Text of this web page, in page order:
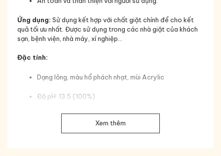
Ứng dụng: Sử dụng kết hợp với chất giặt chính để cho kết
quả tối ưu nhất. Được sử dụng trong các nhà giặt của khách
sạn, bệnh viện, nhà máy, xí nghiệp…
Đặc tính:
Dạng lỏng, màu hổ phách nhạt, mùi Acrylic
Độ pH: 13.5 (100%)
Đóng gói: 20L/ bình
Xem thêm